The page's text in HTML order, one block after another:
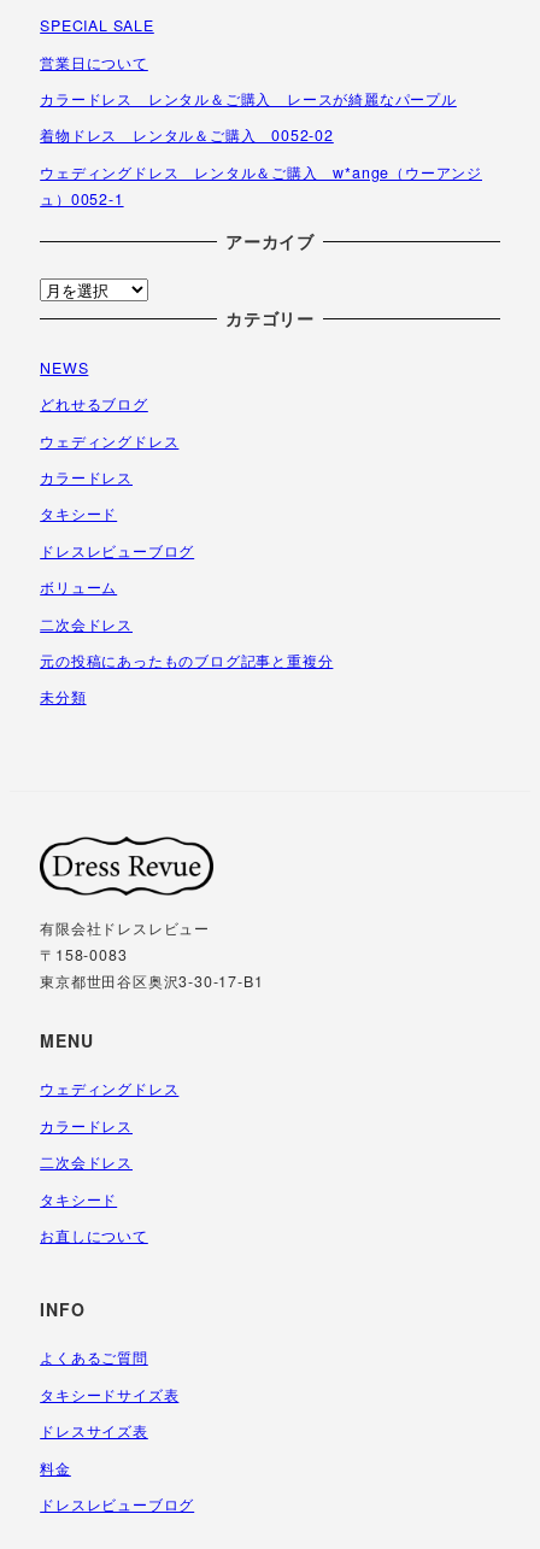
SPECIAL SALE
営業日について
カラードレス レンタル＆ご購入 レースが綺麗なパープル
着物ドレス レンタル＆ご購入 0052-02
ウェディングドレス レンタル＆ご購入 w*ange（ウーアンジ
ュ）0052-1
アーカイブ
ア
ー
イ
ブ
カテゴリー
NEWS
どれせるブログ
ウェディングドレス
カラードレス
タキシード
ドレスレビューブログ
ボリューム
二次会ドレス
元の投稿にあったものブログ記事と重複分
未分類
有限会社ドレスレビュー
〒158-0083
東京都世田谷区奥沢3-30-17-B1
MENU
ウェディングドレス
カラードレス
二次会ドレス
タキシード
お直しについて
INFO
よくあるご質問
タキシードサイズ表
ドレスサイズ表
料金
ドレスレビューブログ